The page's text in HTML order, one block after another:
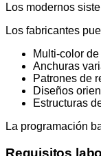
Los modernos
Los fabricantes
Multi-color
Anchuras
Patrones de
Diseños
Estructuras
La programación
Requisitos